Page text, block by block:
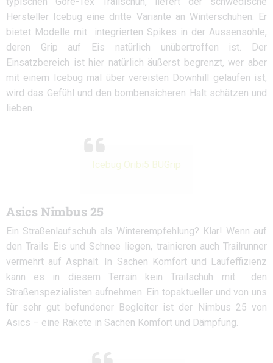
Hersteller Icebug eine dritte Variante an Winterschuhen. Er
bietet Modelle mit integrierten Spikes in der Aussensohle,
deren Grip auf Eis natürlich unübertroffen ist. Der
Einsatzbereich ist hier natürlich äußerst begrenzt, wer aber
mit einem Icebug mal über vereisten Downhill gelaufen ist,
wird das Gefühl und den bombensicheren Halt schätzen und
lieben.
Icebug Oribi5 BUGrip
Asics Nimbus 25
Ein Straßenlaufschuh als Winterempfehlung? Klar! Wenn auf
den Trails Eis und Schnee liegen, trainieren auch Trailrunner
vermehrt auf Asphalt. In Sachen Komfort und Laufeffizienz
kann es in diesem Terrain kein Trailschuh mit den
Straßenspezialisten aufnehmen. Ein topaktueller und von uns
für sehr gut befundener Begleiter ist der Nimbus 25 von
Asics – eine Rakete in Sachen Komfort und Dämpfung.